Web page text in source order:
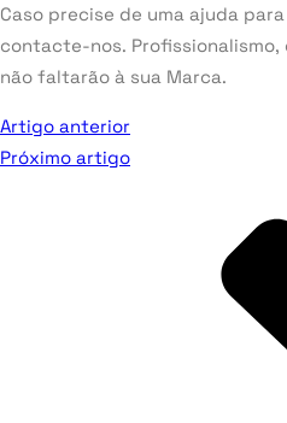
Caso precise de uma ajuda
contacte-nos.
não faltarão à sua Marca.
Artigo anterior
Próximo artigo